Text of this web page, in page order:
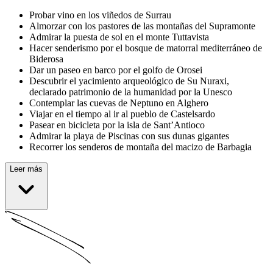
Probar vino en los viñedos de Surrau
Almorzar con los pastores de las montañas del Supramonte
Admirar la puesta de sol en el monte Tuttavista
Hacer senderismo por el bosque de matorral mediterráneo de
Biderosa
Dar un paseo en barco por el golfo de Orosei
Descubrir el yacimiento arqueológico de Su Nuraxi,
declarado patrimonio de la humanidad por la Unesco
Contemplar las cuevas de Neptuno en Alghero
Viajar en el tiempo al ir al pueblo de Castelsardo
Pasear en bicicleta por la isla de Sant’Antioco
Admirar la playa de Piscinas con sus dunas gigantes
Recorrer los senderos de montaña del macizo de Barbagia
Leer más